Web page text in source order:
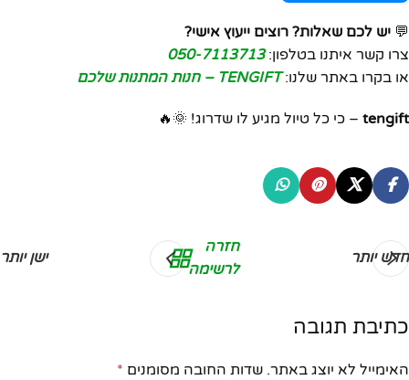
💬 יש לכם שאלות? רוצים ייעוץ אישי?
צרו קשר איתנו בטלפון:050-7113713
או בקרו באתר שלנו:TENGIFT – חנות המתנות שלכם
tengift – כי כל טיול מגיע לו שדרוג! 🌞🔥
חדש יותר
חזרה
לרשימה
ישן יותר
כתיבת תגובה
האימייל לא יוצג באתר. שדות החובה מסומנים *